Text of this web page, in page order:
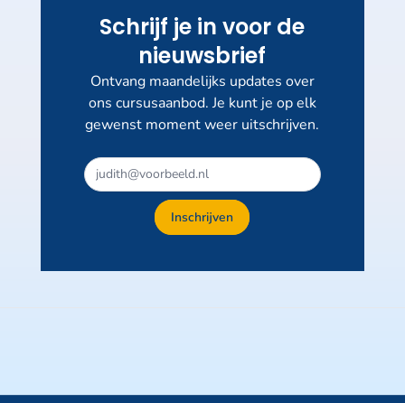
Schrijf je in voor de
nieuwsbrief
Ontvang maandelijks updates over
ons cursusaanbod. Je kunt je op elk
gewenst moment weer uitschrijven.
Dit
veld
Inschrijven